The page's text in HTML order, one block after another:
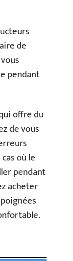
de
pendant
offre du
de vous
où le
pendant
acheter